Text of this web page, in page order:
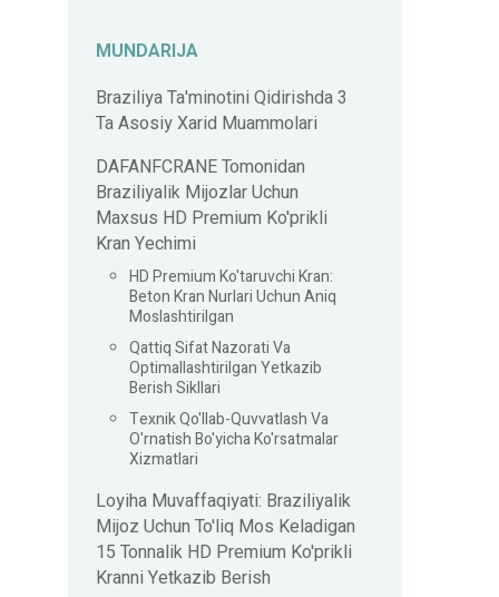
MUNDARIJA
Braziliya Ta'minotini Qidirishda 3
Ta Asosiy Xarid Muammolari
DAFANFCRANE Tomonidan
Braziliyalik Mijozlar Uchun
Maxsus HD Premium Ko'prikli
Kran Yechimi
HD Premium Ko'taruvchi Kran:
Beton Kran Nurlari Uchun Aniq
Moslashtirilgan
Qattiq Sifat Nazorati Va
Optimallashtirilgan Yetkazib
Berish Sikllari
Texnik Qo'llab-Quvvatlash Va
O'rnatish Bo'yicha Ko'rsatmalar
Xizmatlari
Loyiha Muvaffaqiyati: Braziliyalik
Mijoz Uchun To'liq Mos Keladigan
15 Tonnalik HD Premium Ko'prikli
Kranni Yetkazib Berish